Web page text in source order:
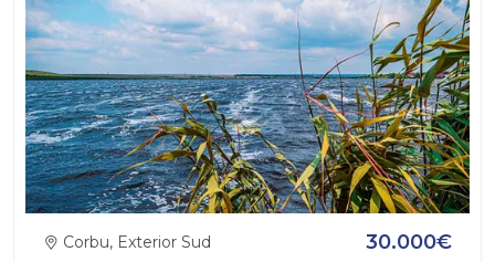
Corbu, Exterior Sud 30.000€